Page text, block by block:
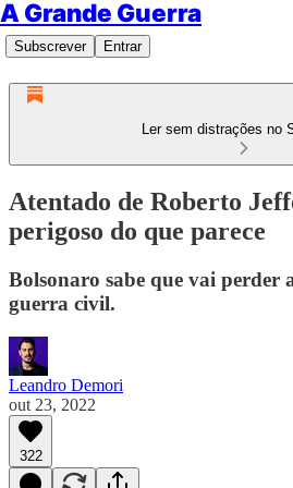
A Grande Guerra
Subscrever Entrar
Ler sem distrações no
Atentado de Roberto
perigoso do que parece
Bolsonaro sabe que vai perder
guerra civil.
Leandro Demori
out 23, 2022
322